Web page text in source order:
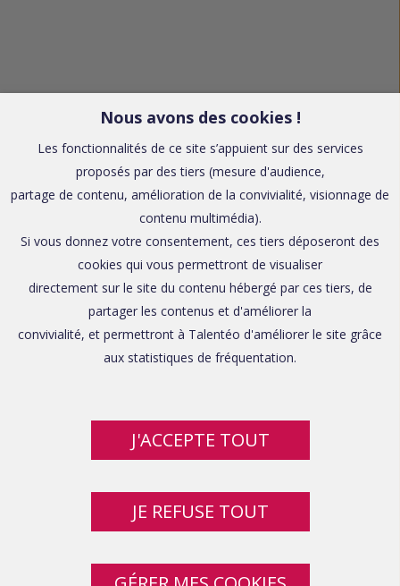
Nous avons des cookies !
Les fonctionnalités de ce site s’appuient sur des services
proposés par des tiers (mesure d'audience,
partage de contenu, amélioration de la convivialité, visionnage de
contenu multimédia).
Si vous donnez votre consentement, ces tiers déposeront des
cookies qui vous permettront de visualiser
directement sur le site du contenu hébergé par ces tiers, de
partager les contenus et d'améliorer la
convivialité, et permettront à Talentéo d'améliorer le site grâce
aux statistiques de fréquentation.
J'ACCEPTE TOUT
JE REFUSE TOUT